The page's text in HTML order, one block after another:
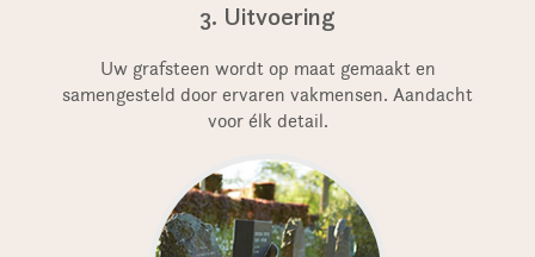
3. Uitvoering
Uw grafsteen wordt op maat gemaakt en
samengesteld door ervaren vakmensen. Aandacht
voor élk detail.